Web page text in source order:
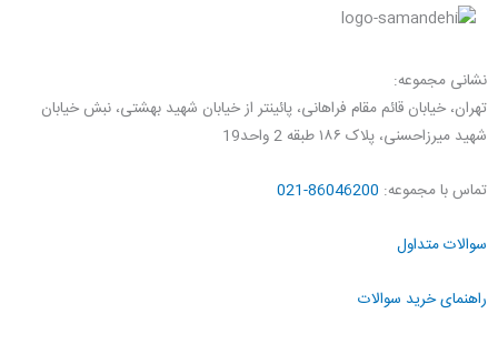
نشانی مجموعه:
تهران، خیابان قائم مقام فراهانی، پائینتر از خیابان شهید بهشتی، نبش خیابان
شهید میرزاحسنی، پلاک ۱۸۶ طبقه 2 واحد19
تماس با مجموعه: 86046200-021
سوالات متداول
راهنمای خرید سوالات